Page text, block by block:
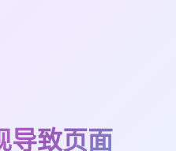
导致页面